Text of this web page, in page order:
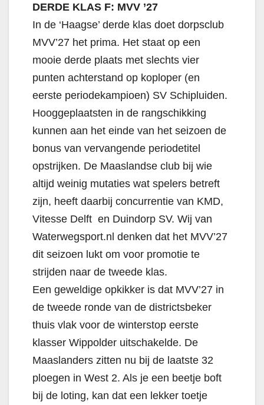
DERDE KLAS F: MVV ’27
In de ‘Haagse’ derde klas doet dorpsclub
MVV’27 het prima. Het staat op een
mooie derde plaats met slechts vier
punten achterstand op koploper (en
eerste periodekampioen) SV Schipluiden.
Hooggeplaatsten in de rangschikking
kunnen aan het einde van het seizoen de
bonus van vervangende periodetitel
opstrijken. De Maaslandse club bij wie
altijd weinig mutaties wat spelers betreft
zijn, heeft daarbij concurrentie van KMD,
Vitesse Delft en Duindorp SV. Wij van
Waterwegsport.nl denken dat het MVV’27
dit seizoen lukt om voor promotie te
strijden naar de tweede klas.
Een geweldige opkikker is dat MVV’27 in
de tweede ronde van de districtsbeker
thuis vlak voor de winterstop eerste
klasser Wippolder uitschakelde. De
Maaslanders zitten nu bij de laatste 32
ploegen in West 2. Als je een beetje boft
bij de loting, kan dat een lekker toetje